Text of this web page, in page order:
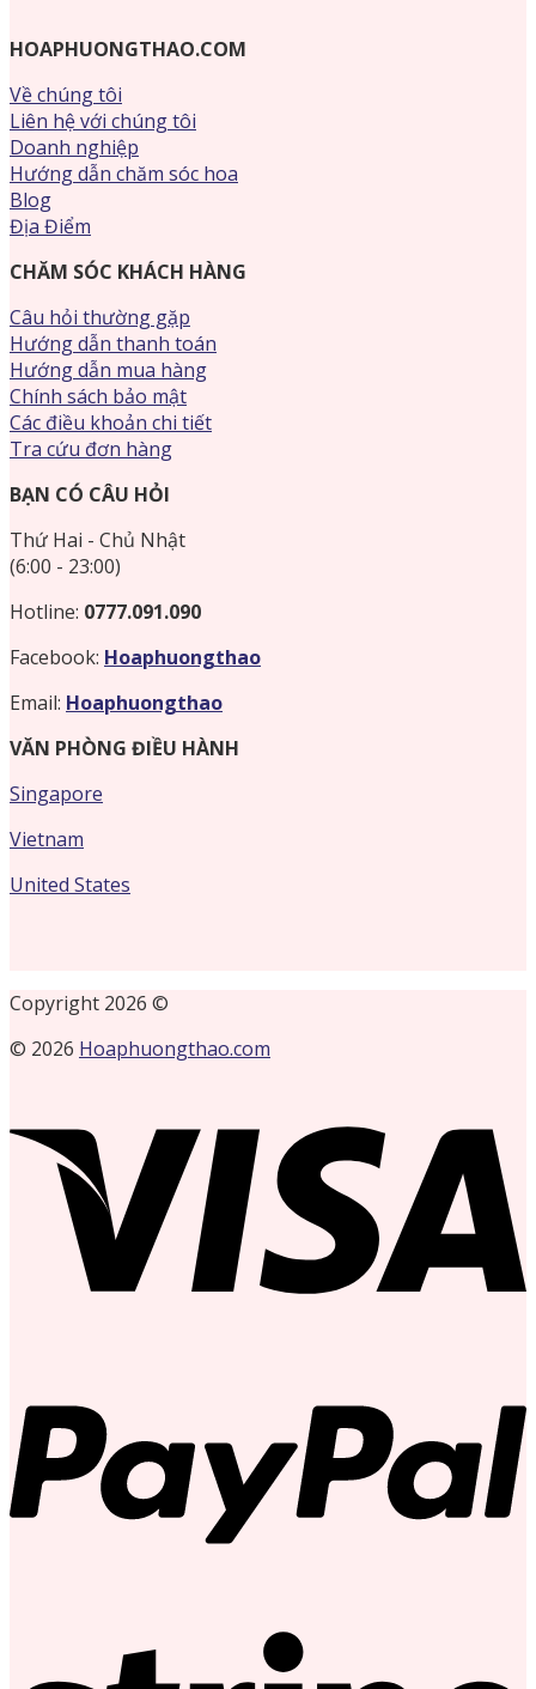
HOAPHUONGTHAO.COM
Về chúng tôi
Liên hệ với chúng tôi
Doanh nghiệp
Hướng dẫn chăm sóc hoa
Blog
Địa Điểm
CHĂM SÓC KHÁCH HÀNG
Câu hỏi thường gặp
Hướng dẫn thanh toán
Hướng dẫn mua hàng
Chính sách bảo mật
Các điều khoản chi tiết
Tra cứu đơn hàng
BẠN CÓ CÂU HỎI
Thứ Hai - Chủ Nhật
(6:00 - 23:00)
Hotline: 0777.091.090
Facebook: Hoaphuongthao
Email: Hoaphuongthao
VĂN PHÒNG ĐIỀU HÀNH
Singapore
Vietnam
United States
Copyright 2026 ©
© 2026 Hoaphuongthao.com